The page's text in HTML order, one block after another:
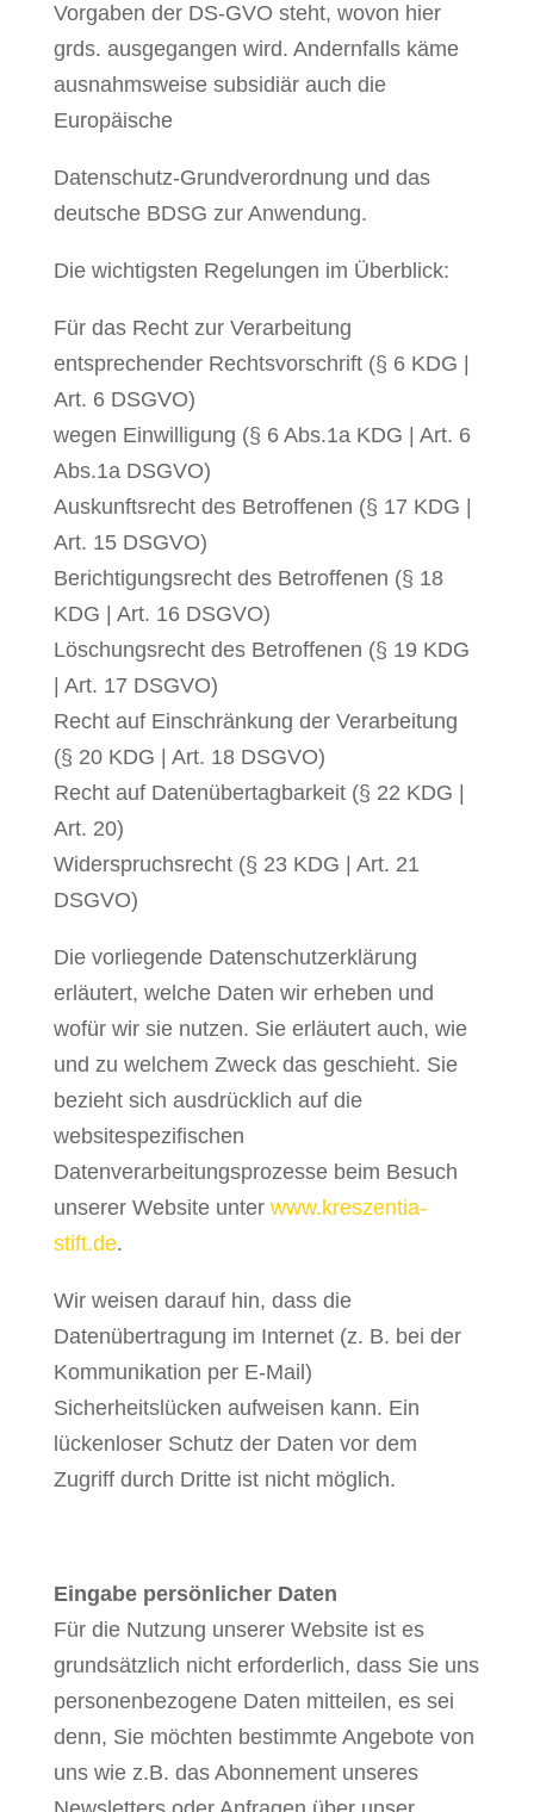
Vorgaben der DS-GVO steht, wovon hier
grds. ausgegangen wird. Andernfalls käme
ausnahmsweise subsidiär auch die
Europäische
Datenschutz-Grundverordnung und das
deutsche BDSG zur Anwendung.
Die wichtigsten Regelungen im Überblick:
Für das Recht zur Verarbeitung
entsprechender Rechtsvorschrift (§ 6 KDG |
Art. 6 DSGVO)
wegen Einwilligung (§ 6 Abs.1a KDG | Art. 6
Abs.1a DSGVO)
Auskunftsrecht des Betroffenen (§ 17 KDG |
Art. 15 DSGVO)
Berichtigungsrecht des Betroffenen (§ 18
KDG | Art. 16 DSGVO)
Löschungsrecht des Betroffenen (§ 19 KDG
| Art. 17 DSGVO)
Recht auf Einschränkung der Verarbeitung
(§ 20 KDG | Art. 18 DSGVO)
Recht auf Datenübertagbarkeit (§ 22 KDG |
Art. 20)
Widerspruchsrecht (§ 23 KDG | Art. 21
DSGVO)
Die vorliegende Datenschutzerklärung
erläutert, welche Daten wir erheben und
wofür wir sie nutzen. Sie erläutert auch, wie
und zu welchem Zweck das geschieht. Sie
bezieht sich ausdrücklich auf die
websitespezifischen
Datenverarbeitungsprozesse beim Besuch
unserer Website unter www.kreszentia-
stift.de.
Wir weisen darauf hin, dass die
Datenübertragung im Internet (z. B. bei der
Kommunikation per E-Mail)
Sicherheitslücken aufweisen kann. Ein
lückenloser Schutz der Daten vor dem
Zugriff durch Dritte ist nicht möglich.
Eingabe persönlicher Daten
Für die Nutzung unserer Website ist es
grundsätzlich nicht erforderlich, dass Sie uns
personenbezogene Daten mitteilen, es sei
denn, Sie möchten bestimmte Angebote von
uns wie z.B. das Abonnement unseres